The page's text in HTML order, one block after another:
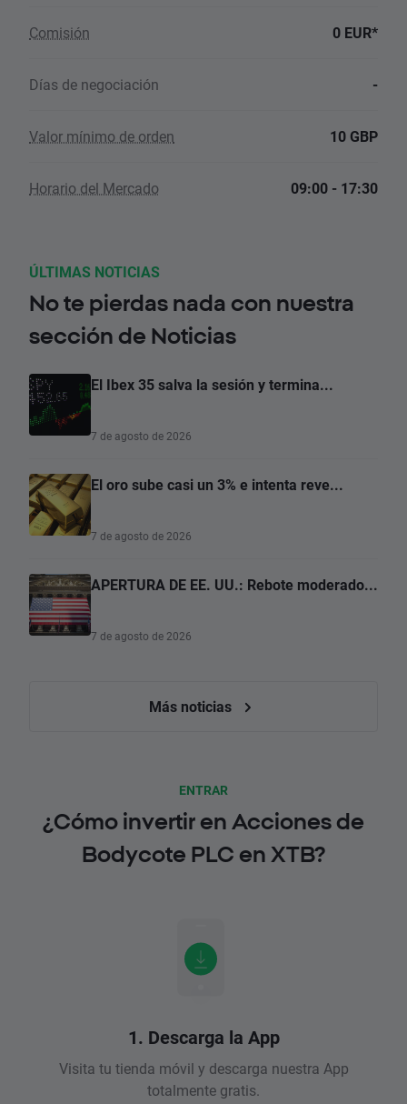
Comisión 0 EUR*
Días de negociación -
Valor mínimo de orden 10 GBP
Horario del Mercado 09:00 - 17:30
ÚLTIMAS NOTICIAS
No te pierdas nada con nuestra
sección de Noticias
El Ibex 35 salva la sesión y termina...
7 de agosto de 2026
El oro sube casi un 3% e intenta reve...
7 de agosto de 2026
APERTURA DE EE. UU.: Rebote moderado...
7 de agosto de 2026
Más noticias
ENTRAR
¿Cómo invertir en Acciones de
Bodycote PLC en XTB?
1. Descarga la App
Visita tu tienda móvil y descarga nuestra App
totalmente gratis.